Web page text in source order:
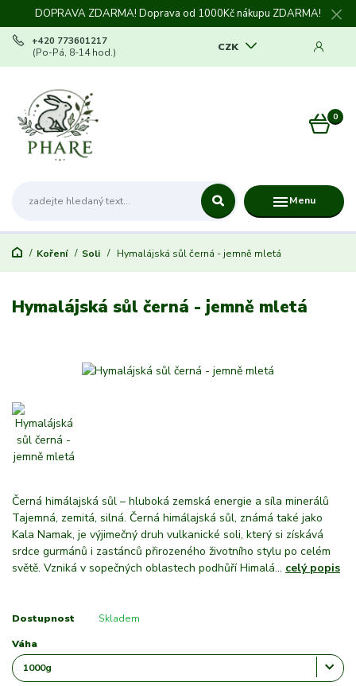
DOPRAVA ZDARMA! Doprava od 1000Kč nákupu ZDARMA!
Menu
CZK
+420 773601217
(Po-Pá, 8-14 hod.)
0
Koření Soli Hymalájská sůl černá - jemně mletá
Hymalájská sůl černá - jemně mletá
Černá himálajská sůl – hluboká zemská energie a síla minerálů
Tajemná, zemitá, silná. Černá himálajská sůl, známá také jako
Kala Namak, je výjimečný druh vulkanické soli, který si získává
srdce gurmánů i zastánců přirozeného životního stylu po celém
světě. Vzniká v sopečných oblastech podhůří Himalá... celý popis
Dostupnost Skladem
Váha